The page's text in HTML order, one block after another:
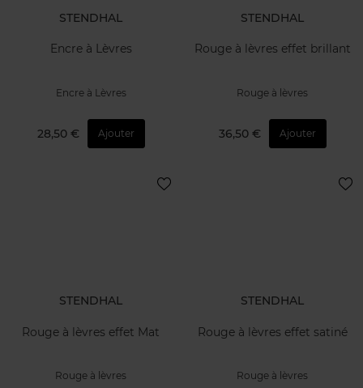
STENDHAL
Encre à Lèvres
Encre à Lèvres
28,50 € Ajouter
STENDHAL
Rouge à lèvres effet brillant
Rouge à lèvres
36,50 € Ajouter
STENDHAL
Rouge à lèvres effet Mat
Rouge à lèvres
STENDHAL
Rouge à lèvres effet satiné
Rouge à lèvres